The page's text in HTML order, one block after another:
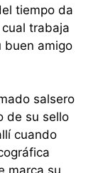
tiempo da
trabaja
buen amigo
salsero
de su sello
cuando